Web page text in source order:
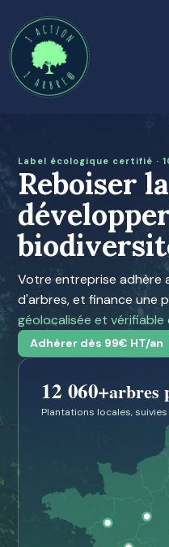
Label écologique certifié ·
Reboiser
Votre entreprise adhère
d'arbres, et finance une
géolocalisée et vérifiable
Adhérer dès 99€ HT/an
12 060+arbres
Plantations locales,